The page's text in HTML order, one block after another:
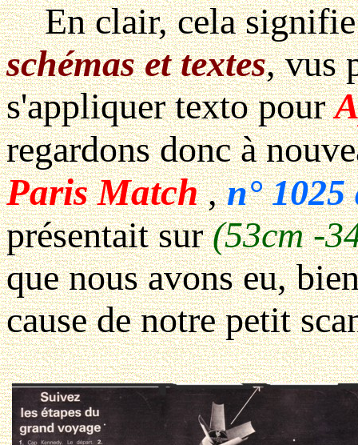
En clair, cela signifie
schémas et textes, vus
s'appliquer texto pour
regardons donc à
Paris Match,n° 1025
présentait sur(53cm -
que nous avons eu,
cause de notre petit